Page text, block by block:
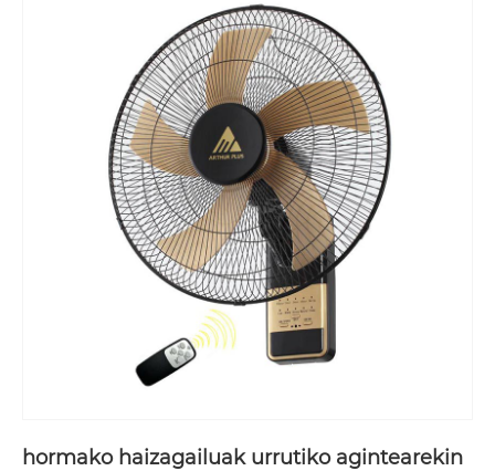
hormako haizagailuak urrutiko agintearekin